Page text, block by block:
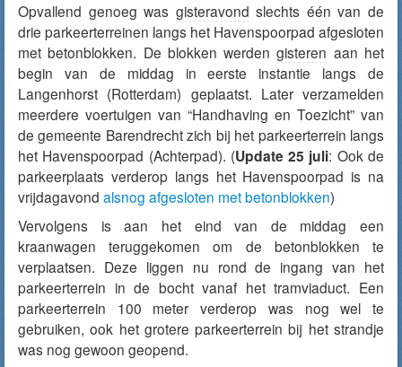
Opvallend genoeg was gisteravond slechts één van de
drie parkeerterreinen langs het Havenspoorpad afgesloten
met betonblokken. De blokken werdengisteren aan het
begin van de middag in eerste instantie langs de
Langenhorst (Rotterdam) geplaatst. Later verzamelden
meerdere voertuigen van “Handhaving en Toezicht” van
de gemeente Barendrecht zich bij het parkeerterrein langs
het Havenspoorpad (Achterpad). (Update 25 juli: Ook de
parkeerplaats verderop langs het Havenspoorpad is na
vrijdagavond alsnog afgesloten met betonblokken)
Vervolgens is aan het eind van de middag een
kraanwagen teruggekomen om de betonblokken te
verplaatsen. Deze liggen nu rond de ingang van het
parkeerterrein in de bocht vanaf het tramviaduct. Een
parkeerterrein 100 meter verderop was nog wel te
gebruiken, ook het grotere parkeerterrein bij het strandje
was nog gewoon geopend.